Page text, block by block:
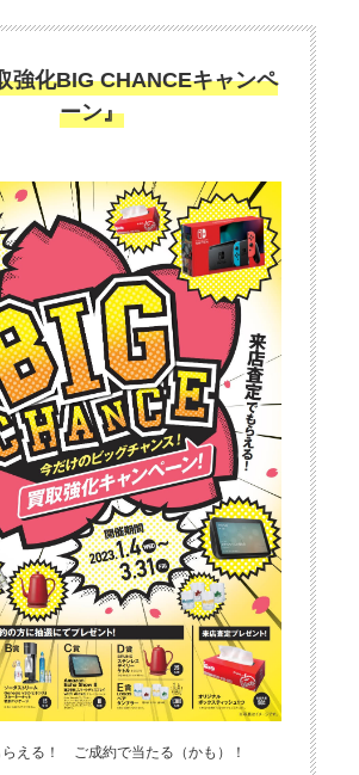
強化BIG CHANCEキャンペ
ーン』
らえる！ ご成約で当たる（かも）！